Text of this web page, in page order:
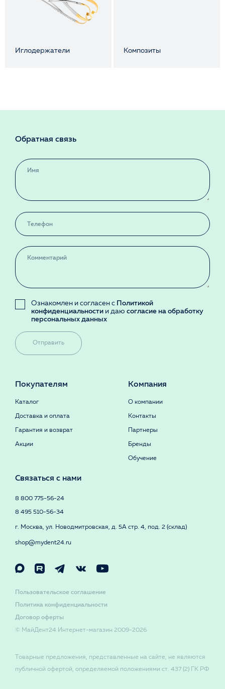
Иглодержатели Композиты
Обратная связь
Ознакомлен и согласен с Политикой
конфиденциальности и даю согласие на обработку
персональных данных
Отправить
Покупателям
Каталог
Доставка и оплата
Гарантия и возврат
Акции
Компания
О компании
Контакты
Партнеры
Бренды
Обучение
Связаться с нами
8 800 775-56-24
8 495 510-56-34
г. Москва, ул. Новодмитровская, д. 5А стр. 4, под. 2 (склад)
shop@mydent24.ru
© МайДент24 Интернет-магазин 2009-2026
Договор оферты
Политика конфиденциальности
Пользовательское соглашение
Товарные предложения, представленные на сайте, не являются
публичной офертой, определяемой положениями ст. 437 (2) ГК РФ